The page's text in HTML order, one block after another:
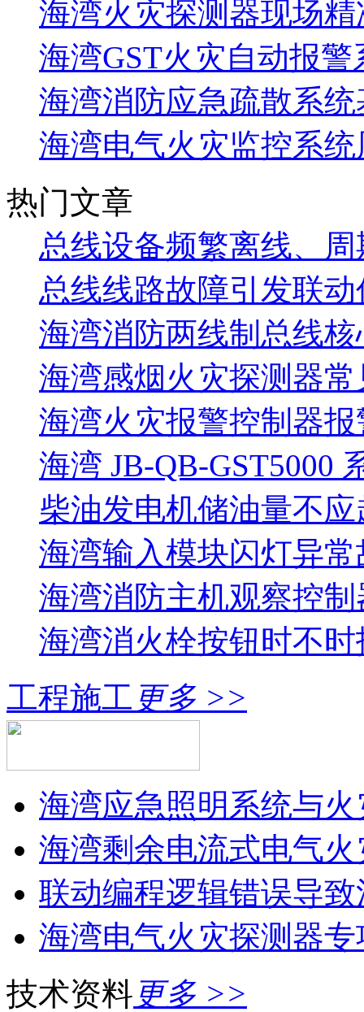
海湾火灾探测器现场
海湾GST火灾自动报警
海湾消防应急疏散系统
海湾电气火灾监控系
热门文章
总线设备频繁离线、
总线线路故障引发联
海湾消防两线制总线
海湾感烟火灾探测器
海湾火灾报警控制器报
海湾 JB-QB-GST5000
柴油发电机储油量不应
海湾输入模块闪灯异
海湾消防主机观察控制
海湾消火栓按钮时不
工程施工 更多 >>
海湾应急照明系统与火
海湾剩余电流式电气火
联动编程逻辑错误导致
海湾电气火灾探测器
技术资料 更多 >>